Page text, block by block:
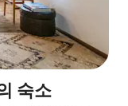
숙소